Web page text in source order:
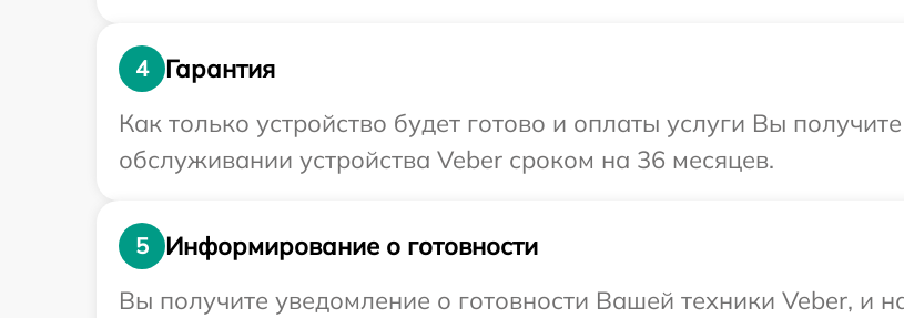
4
Гарантия
Как только устройство будет готово и оплаты услуги Вы
обслуживании устройства Veber сроком на 36 месяцев.
5
Информирование о готовности
Вы получите уведомление о готовности Вашей техники Veber, и